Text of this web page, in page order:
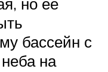
бассейн с
на